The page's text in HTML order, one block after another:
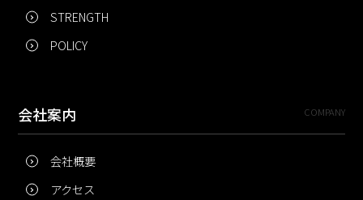
STRENGTH
POLICY
会社案内 COMPANY
会社概要
アクセス